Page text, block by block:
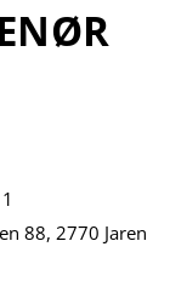
88, 2770 Jaren